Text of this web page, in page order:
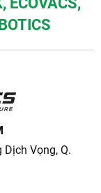
Vọng, Q.